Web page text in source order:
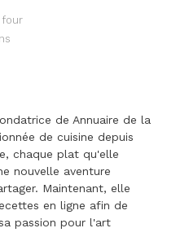
four
de Annuaire de la
de cuisine depuis
chaque plat qu'elle
nouvelle aventure
Maintenant, elle
en ligne afin de
passion pour l'art